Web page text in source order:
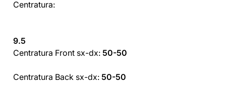
Centratura:
9.5
Centratura Front sx-dx: 50-50
Centratura Back sx-dx: 50-50